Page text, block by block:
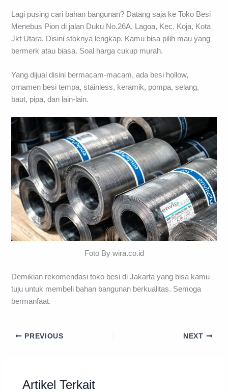
Lagi pusing cari bahan bangunan? Datang saja ke Toko Besi
Menebus Pion di jalan Duku No.26A, Lagoa, Kec. Koja, Kota
Jkt Utara. Disini stoknya lengkap. Kamu bisa pilih mau yang
bermerk atau biasa. Soal harga cukup murah.
Yang dijual disini bermacam-macam, ada besi hollow,
ornamen besi tempa, stainless, keramik, pompa, selang,
baut, pipa, dan lain-lain.
Foto By wira.co.id
Demikian rekomendasi toko besi di Jakarta yang bisa kamu
tuju untuk membeli bahan bangunan berkualitas. Semoga
bermanfaat.
PREVIOUS NEXT
Artikel Terkait